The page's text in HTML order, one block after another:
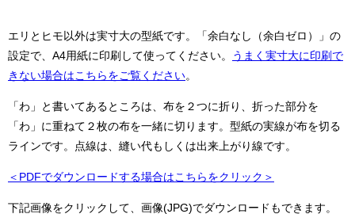
エリとヒモ以外は実寸大の型紙です。「余白なし（余白ゼロ）」の
設定で、A4用紙に印刷して使ってください。
うまく実寸大に印刷で
きない場合はこちらをご覧ください
「わ」と書いてあるところは、布を２つに折り、折った部分を
「わ」に重ねて２枚の布を一緒に切ります。型紙の実線が布を切る
ラインです。点線は、縫い代もしくは出来上がり線です。
＜PDFでダウンロードする場合はこちらをクリック＞
下記画像をクリックして、画像(JPG)でダウンロードもできます。